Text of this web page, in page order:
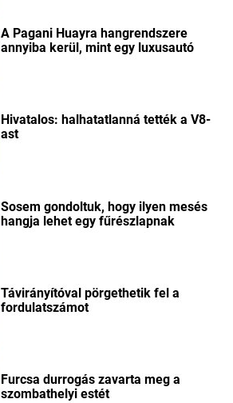
A Pagani Huayra hangrendszere
annyiba kerül, mint egy luxusautó
Hivatalos: halhatatlanná tették a V8-
ast
Sosem gondoltuk, hogy ilyen mesés
hangja lehet egy fűrészlapnak
Távirányítóval pörgethetik fel a
fordulatszámot
Furcsa durrogás zavarta meg a
szombathelyi estét